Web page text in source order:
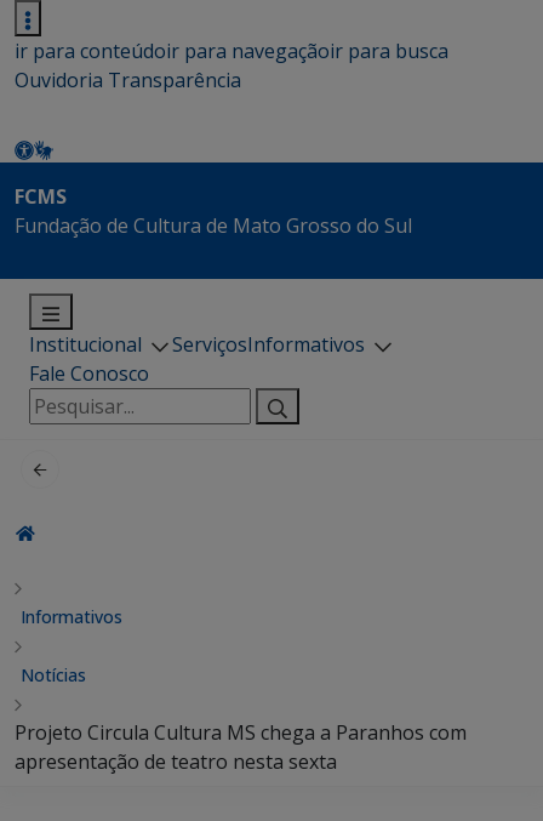
ir para conteúdoir para navegaçãoir para busca
Ouvidoria Transparência
FCMS
Fundação de Cultura de Mato Grosso do Sul
Institucional ServiçosInformativos
Fale Conosco
Pesquisar
por:
Informativos
Notícias
Projeto Circula Cultura MS chega a Paranhos com
apresentação de teatro nesta sexta